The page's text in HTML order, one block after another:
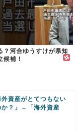
？河合ゆうすけが県知
候補！
資産がとてつもない
か？」→「海外資産